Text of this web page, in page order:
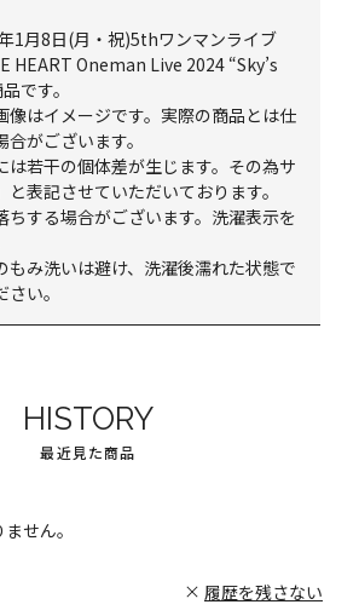
1月8日(月・祝)5thワンマンライブ
HEART Oneman Live 2024 “Sky’s
です。
はイメージです。実際の商品とは仕
がございます。
若干の個体差が生じます。その為サ
表記させていただいております。
する場合がございます。洗濯表示を
み洗いは避け、洗濯後濡れた状態で
い。
HISTORY
最近見た商品
せん。
履歴を残さない